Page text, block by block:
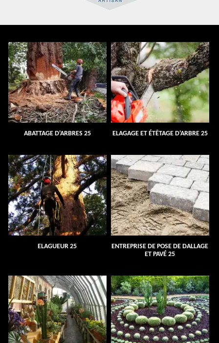
ABATTAGE D'ARBRES 25 ELAGAGE ET ÉTÊTAGE D'ARBRE 25
ELAGUEUR 25
ENTREPRISE DE POSE DE DALLAGE
ET PAVÉ 25